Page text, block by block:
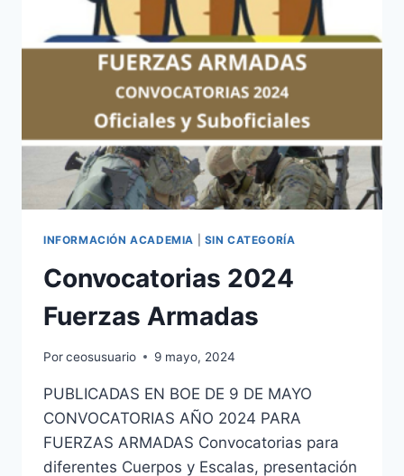
CICLO
CONVOCATORIA-
2024
INFORMACIÓN ACADEMIA SIN CATEGORÍA
Convocatorias 2024
Fuerzas Armadas
Porceosusuario 9 mayo, 2024
PUBLICADAS EN BOE DE 9 DE MAYO
CONVOCATORIAS AÑO 2024 PARA
FUERZAS ARMADAS Convocatorias para
diferentes Cuerpos y Escalas, presentación